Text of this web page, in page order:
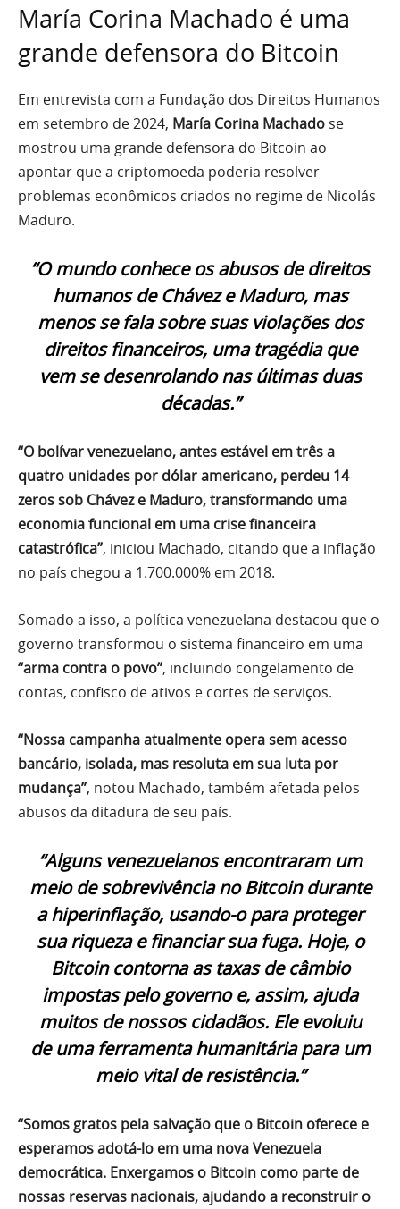
María Corina Machado é uma
grande defensora do Bitcoin
Em entrevista com a Fundação dos Direitos Humanos
em setembro de 2024, María Corina Machado se
mostrou uma grande defensora do Bitcoin ao
apontar que a criptomoeda poderia resolver
problemas econômicos criados no regime de Nicolás
Maduro.
“O mundo conhece os abusos de direitos
humanos de Chávez e Maduro, mas
menos se fala sobre suas violações dos
direitos financeiros, uma tragédia que
vem se desenrolando nas últimas duas
décadas.”
“O bolívar venezuelano, antes estável em três a
quatro unidades por dólar americano, perdeu 14
zeros sob Chávez e Maduro, transformando uma
economia funcional em uma crise financeira
catastrófica”, iniciou Machado, citando que a inflação
no país chegou a 1.700.000% em 2018.
Somado a isso, a política venezuelana destacou que o
governo transformou o sistema financeiro em uma
“arma contra o povo”, incluindo congelamento de
contas, confisco de ativos e cortes de serviços.
“Nossa campanha atualmente opera sem acesso
bancário, isolada, mas resoluta em sua luta por
mudança”, notou Machado, também afetada pelos
abusos da ditadura de seu país.
“Alguns venezuelanos encontraram um
meio de sobrevivência no Bitcoin durante
a hiperinflação, usando-o para proteger
sua riqueza e financiar sua fuga. Hoje, o
Bitcoin contorna as taxas de câmbio
impostas pelo governo e, assim, ajuda
muitos de nossos cidadãos. Ele evoluiu
de uma ferramenta humanitária para um
meio vital de resistência.”
“Somos gratos pela salvação que o Bitcoin oferece e
esperamos adotá-lo em uma nova Venezuela
democrática. Enxergamos o Bitcoin como parte de
nossas reservas nacionais, ajudando a reconstruir o